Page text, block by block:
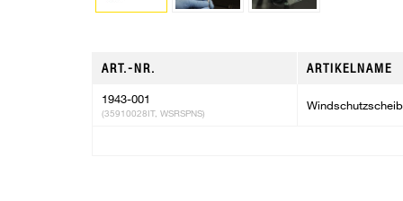
ART.-NR. ARTIKELNAME
1943-001
(35910028IT, WSRSPNS)